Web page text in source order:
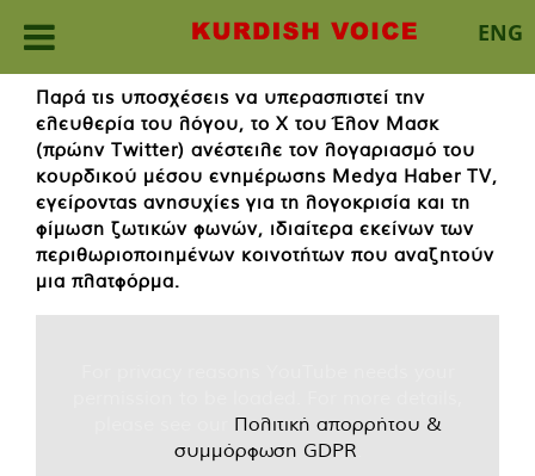
ENG
content
Παρά τις υποσχέσεις να υπερασπιστεί την
ελευθερία του λόγου, το X του Έλον Μασκ
(πρώην Twitter) ανέστειλε τον λογαριασμό του
κουρδικού μέσου ενημέρωσης Medya Haber TV,
εγείροντας ανησυχίες για τη λογοκρισία και τη
φίμωση ζωτικών φωνών, ιδιαίτερα εκείνων των
περιθωριοποιημένων κοινοτήτων που αναζητούν
μια πλατφόρμα.
Πολιτική απορρήτου &
συμμόρφωση GDPR